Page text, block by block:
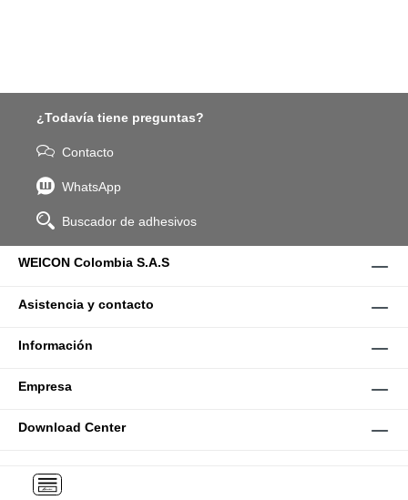
¿Todavía tiene preguntas?
Contacto
WhatsApp
Buscador de adhesivos
WEICON Colombia S.A.S
Asistencia y contacto
Información
Empresa
Download Center